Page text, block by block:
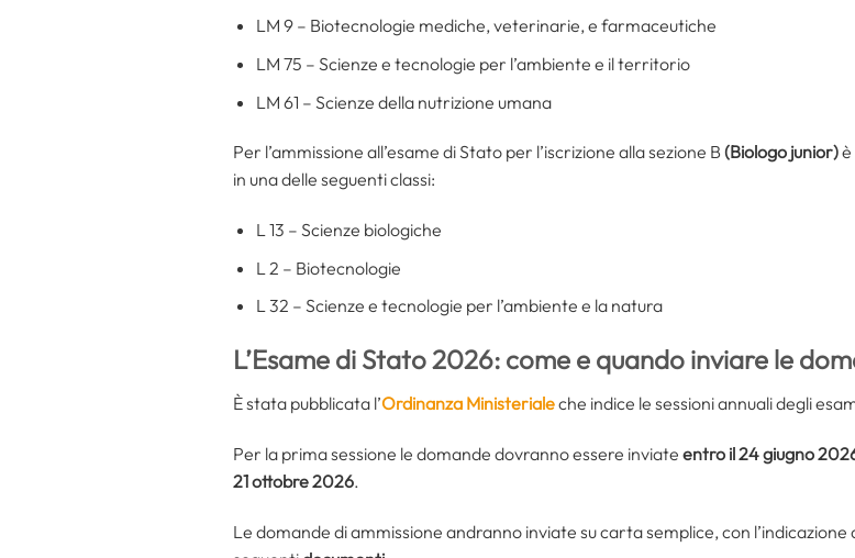
LM 9 – Biotecnologie mediche, veterinarie, e farmaceutiche
LM 75 – Scienze e tecnologie per l’ambiente e il territorio
LM 61 – Scienze della nutrizione umana
Per l’ammissione all’esame di Stato per l’iscrizione alla sezione B (Biologo junior)è
in una delle seguenti classi:
L 13 – Scienze biologiche
L 2 – Biotecnologie
L 32 – Scienze e tecnologie per l’ambiente e la natura
L’Esame di Stato 2026: come e quando inviare le
È stata pubblicata l’Ordinanza Ministerialeche indice le sessioni annuali degli
Per la prima sessione le domande dovranno essere inviate entro il 24 giugno
21 ottobre 2026.
Le domande di ammissione andranno inviate su carta semplice, con